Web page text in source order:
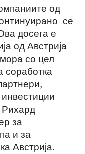
од
се
досега е
од Австрија
со цел
соработка
Рихард
за
и за
Австрија.